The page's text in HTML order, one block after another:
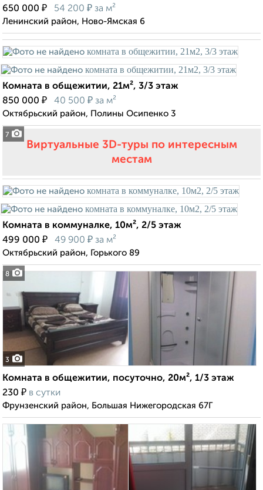
650 000 ₽ 54 200 ₽ за м²
Ленинский район, Ново-Ямская 6
7
Комната в общежитии, 21м², 3/3 этаж
850 000 ₽ 40 500 ₽ за м²
Октябрьский район, Полины Осипенко 3
Виртуальные 3D-туры по интересным
местам
8
Комната в коммуналке, 10м², 2/5 этаж
499 000 ₽ 49 900 ₽ за м²
Октябрьский район, Горького 89
3
Комната в общежитии, посуточно, 20м², 1/3 этаж
230 ₽ в сутки
Фрунзенский район, Большая Нижегородская 67Г